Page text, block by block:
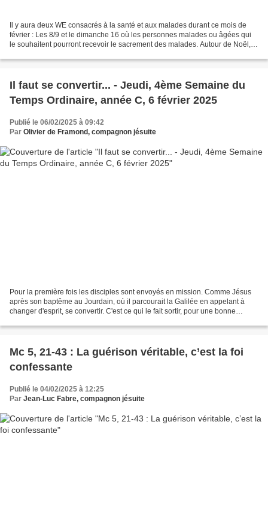
Il y aura deux WE consacrés à la santé et aux malades durant ce mois de
février : Les 8/9 et le dimanche 16 où les personnes malades ou âgées qui
le souhaitent pourront recevoir le sacrement des malades. Autour de Noël,
Il faut se convertir... - Jeudi, 4ème Semaine du
Temps Ordinaire, année C, 6 février 2025
Publié le 06/02/2025 à 09:42
Par Olivier de Framond, compagnon jésuite
Pour la première fois les disciples sont envoyés en mission. Comme Jésus
après son baptême au Jourdain, où il parcourait la Galilée en appelant à
changer d'esprit, se convertir. C'est ce qui le fait sortir, pour une bonne
Mc 5, 21-43 : La guérison véritable, c’est la foi
confessante
Publié le 04/02/2025 à 12:25
Par Jean-Luc Fabre, compagnon jésuite